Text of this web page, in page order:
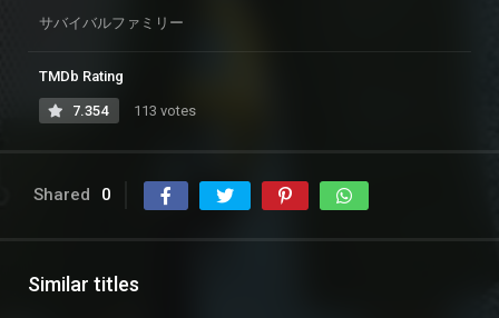
サバイバルファミリー
TMDb Rating
7.354 113 votes
Shared 0
Similar titles